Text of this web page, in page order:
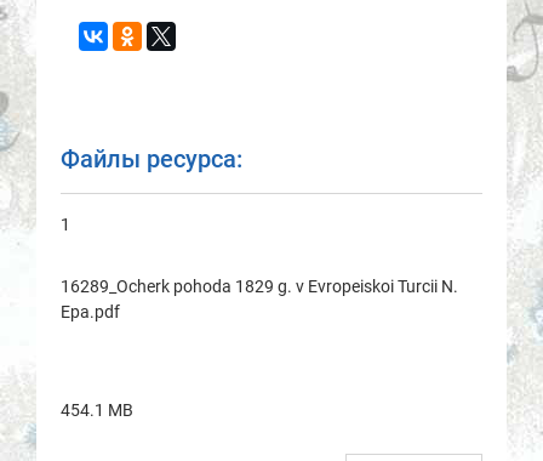
Файлы ресурса:
1
16289_Ocherk pohoda 1829 g. v Evropeiskoi Turcii N.
Epa.pdf
454.1 MB